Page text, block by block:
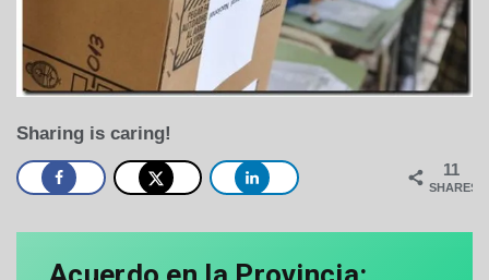
Sharing is caring!
11
SHARES